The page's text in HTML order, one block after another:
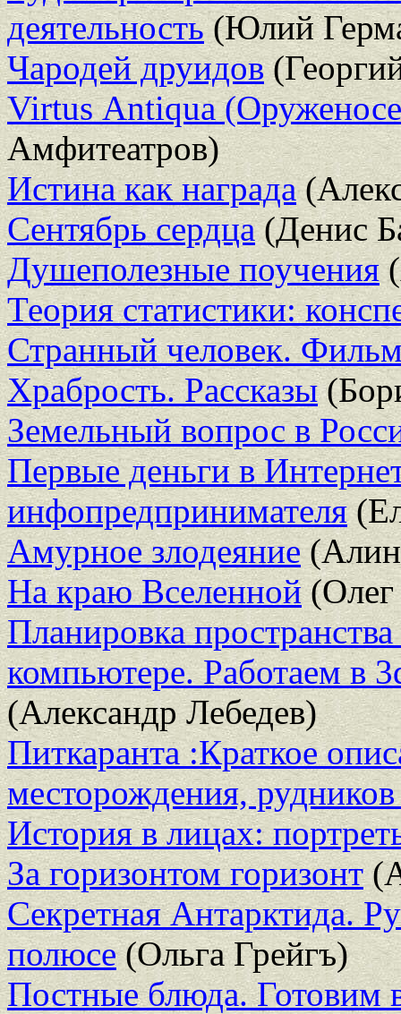
деятельность(Юлий
Чародей друидов
Virtus Аntiquа
Амфитеатров)
Истина как награда
Сентябрь сердца(Денис
Душеполезные поучения
Теория статистики:
Странный человек.
Храбрость. Рассказы
Земельный вопрос в
Первые деньги в
инфопредпринимателя
Амурное злодеяние
На краю Вселенной(Олег
Планировка
компьютере. Работаем в
(Александр Лебедев)
Питкаранта :Краткое
месторождения, рудников
История в лицах:
За горизонтом горизонт
Секретная Антарктида.
полюсе(Ольга Грейгъ)
Постные блюда. Готовим